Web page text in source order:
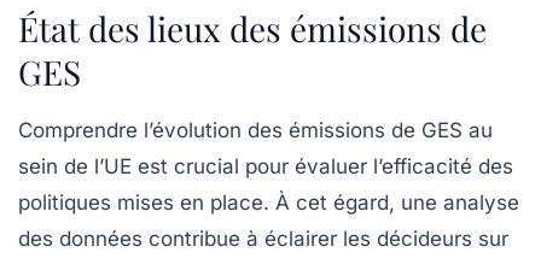
État des lieux des émissions de
GES
Comprendre l’évolution des émissions de GES au
sein de l’UE est crucial pour évaluer l’efficacité des
politiques mises en place. À cet égard, une analyse
des données contribue à éclairer les décideurs sur